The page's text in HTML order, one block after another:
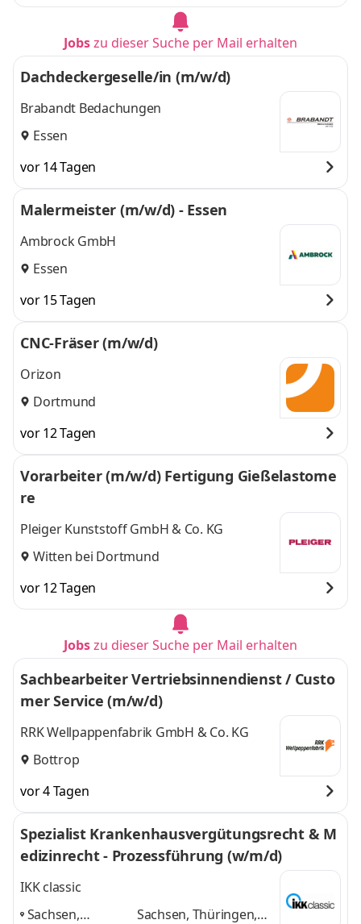
Jobszu dieser Suche per Mail erhalten
Dachdeckergeselle/in (m/w/d)
Brabandt Bedachungen
Essen
vor 14 Tagen
Malermeister (m/w/d) - Essen
Ambrock GmbH
Essen
vor 15 Tagen
CNC-Fräser (m/w/d)
Orizon
Dortmund
vor 12 Tagen
Vorarbeiter (m/w/d) Fertigung Gießelastome
re
Pleiger Kunststoff GmbH & Co. KG
Witten bei Dortmund
vor 12 Tagen
Jobszu dieser Suche per Mail erhalten
Sachbearbeiter Vertriebsinnendienst / Custo
mer Service (m/w/d)
RRK Wellpappenfabrik GmbH & Co. KG
Bottrop
vor 4 Tagen
Spezialist Krankenhausvergütungsrecht & M
edizinrecht - Prozessführung (w/m/d)
IKK classic
Sachsen,
Sachsen, Thüringen,